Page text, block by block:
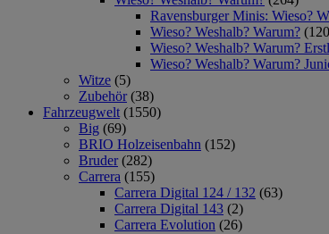
Ravensburger Minis: Wieso?
Wieso? Weshalb? Warum?
Wieso? Weshalb? Warum?
Wieso? Weshalb? Warum?
Witze (5)
Zubehör (38)
Fahrzeugwelt (1550)
Big (69)
BRIO Holzeisenbahn (152)
Bruder (282)
Carrera (155)
Carrera Digital 124 / 132 (63)
Carrera Digital 143 (2)
Carrera Evolution (26)